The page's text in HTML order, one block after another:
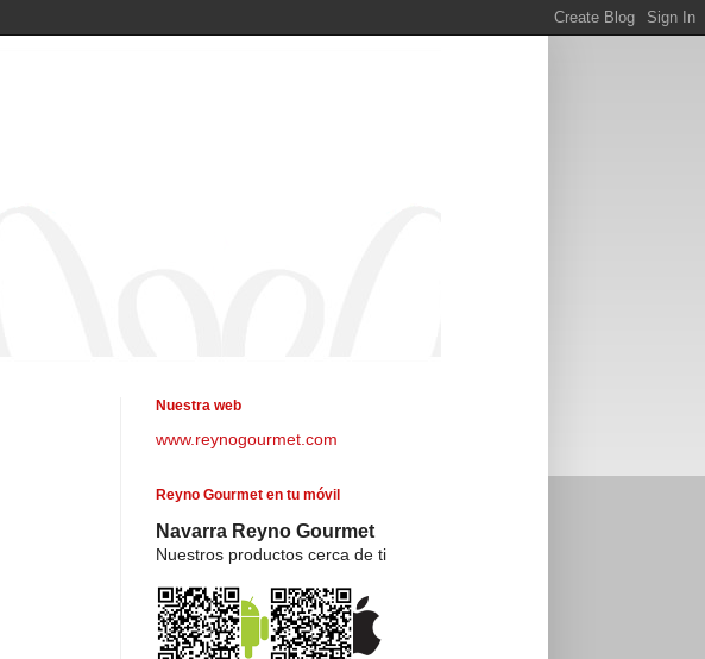
Nuestra web
www.reynogourmet.com
Reyno Gourmet en tu móvil
Navarra Reyno Gourmet
Nuestros productos cerca de ti